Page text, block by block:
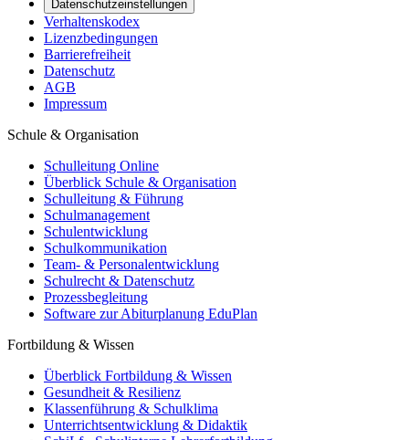
Datenschutzeinstellungen
Verhaltenskodex
Lizenzbedingungen
Barrierefreiheit
Datenschutz
AGB
Impressum
Schule & Organisation
Schulleitung Online
Überblick Schule & Organisation
Schulleitung & Führung
Schulmanagement
Schulentwicklung
Schulkommunikation
Team- & Personalentwicklung
Schulrecht & Datenschutz
Prozessbegleitung
Software zur Abiturplanung EduPlan
Fortbildung & Wissen
Überblick Fortbildung & Wissen
Gesundheit & Resilienz
Klassenführung & Schulklima
Unterrichtsentwicklung & Didaktik